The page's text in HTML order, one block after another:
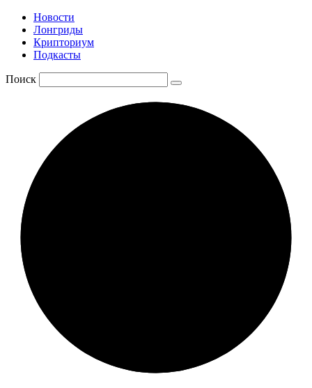
Новости
Лонгриды
Крипториум
Подкасты
Поиск